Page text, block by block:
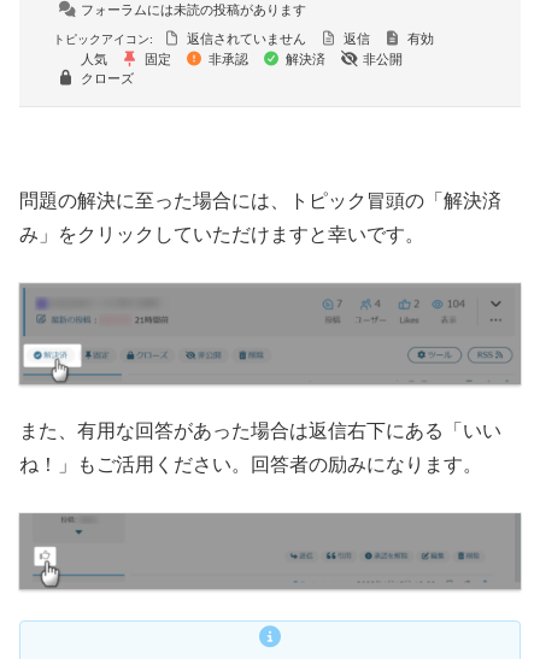
フォーラムには未読の投稿があります
トピックアイコン: 返信されていません 返信
有効
人気
固定 非承認 解決済
非公開
クローズ
問題の解決に至った場合には、トピック冒頭の「解決済
み」をクリックしていただけますと幸いです。
また、有用な回答があった場合は返信右下にある「いい
ね！」もご活用ください。回答者の励みになります。